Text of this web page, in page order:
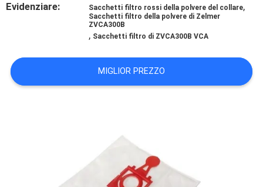
RICHIEDA
CITAZIONE
MAPPA
Evidenziare: Sacchetti filtro rossi della polvere del collare,
Sacchetti filtro della polvere di Zelmer
ZVCA300B
, Sacchetti filtro di ZVCA300B VCA
MIGLIOR PREZZO